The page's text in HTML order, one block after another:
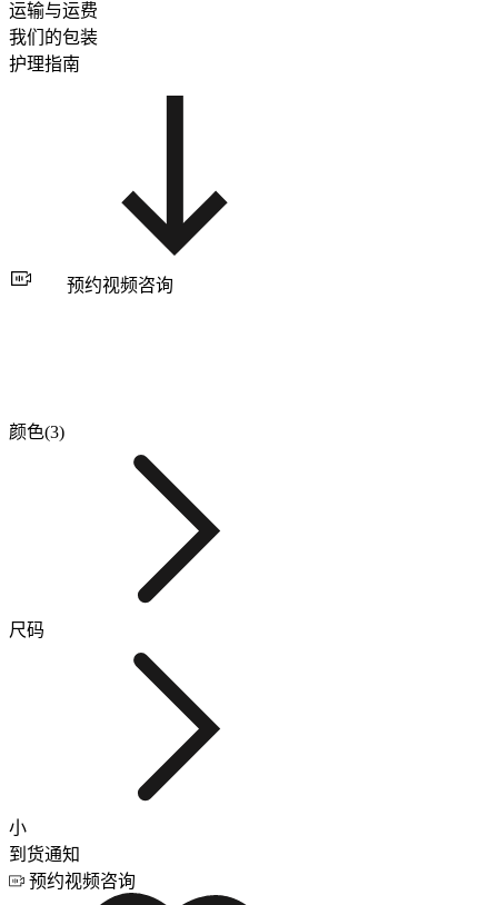
运输与运费
我们的包装
护理指南
预约视频咨询
颜色(3)
尺码
小
到货通知
预约视频咨询